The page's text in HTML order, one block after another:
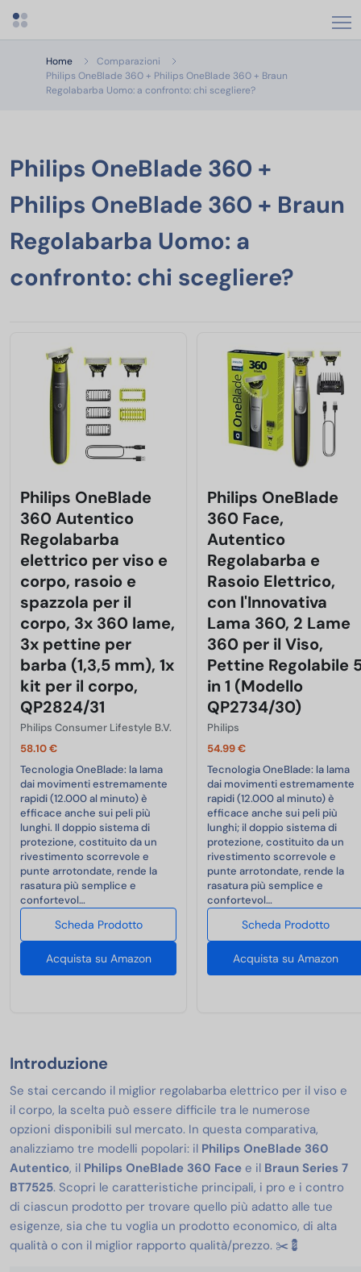
Apri menu categorie
Home
Comparazioni
Philips OneBlade 360 + Philips OneBlade 360 + Braun
Regolabarba Uomo: a confronto: chi scegliere?
Philips OneBlade 360 +
Philips OneBlade 360 + Braun
Regolabarba Uomo: a
confronto: chi scegliere?
Philips OneBlade
360 Autentico
Regolabarba
elettrico per viso e
corpo, rasoio e
spazzola per il
corpo, 3x 360 lame,
3x pettine per
barba (1,3,5 mm), 1x
kit per il corpo,
QP2824/31
Philips Consumer Lifestyle B.V.
58.10 €
Tecnologia OneBlade: la lama
dai movimenti estremamente
rapidi (12.000 al minuto) è
efficace anche sui peli più
lunghi. Il doppio sistema di
protezione, costituito da un
rivestimento scorrevole e
punte arrotondate, rende la
rasatura più semplice e
confortevol…
Scheda Prodotto
Acquista su Amazon
Philips OneBlade
360 Face,
Autentico
Regolabarba e
Rasoio Elettrico,
con l'Innovativa
Lama 360, 2 Lame
360 per il Viso,
Pettine Regolabile
in 1 (Modello
QP2734/30)
Philips
54.99 €
Tecnologia OneBlade: la lama
dai movimenti estremamente
rapidi (12.000 al minuto) è
efficace anche sui peli più
lunghi; il doppio sistema di
protezione, costituito da un
rivestimento scorrevole e
punte arrotondate, rende la
rasatura più semplice e
confortevol…
Scheda Prodotto
Acquista su Amazon
Introduzione
Se stai cercando il miglior regolabarba elettrico per il viso e
il corpo, la scelta può essere difficile tra le numerose
opzioni disponibili sul mercato. In questa comparativa,
analizziamo tre modelli popolari: il Philips OneBlade 360
Autentico, il Philips OneBlade 360 Face e il Braun Series 7
BT7525. Scopri le caratteristiche principali, i pro e i contro
di ciascun prodotto per trovare quello più adatto alle tue
esigenze, sia che tu voglia un prodotto economico, di alta
qualità o con il miglior rapporto qualità/prezzo. ✂️💈